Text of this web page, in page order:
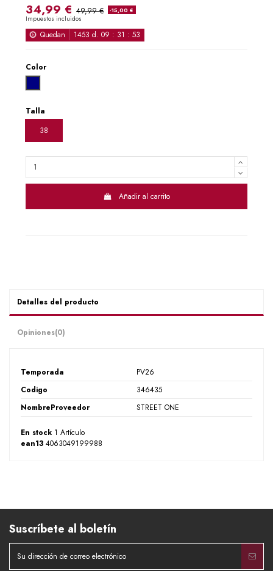
34,99 € 49,99 € -15,00 €
Impuestos incluidos
Quedan 1453 d. 09 : 31 :52
Color
Talla
38
Añadir al carrito
Detalles del producto
Opiniones(0)
Temporada
PV26
Codigo
346435
NombreProveedor
STREET ONE
En stock 1 Artículo
ean13 4063049199988
Suscríbete al boletín